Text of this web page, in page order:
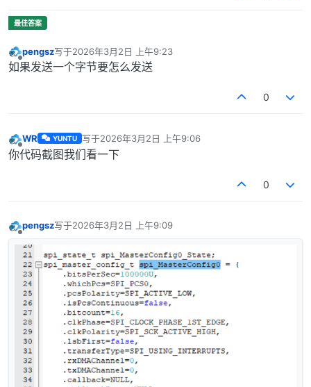
离线
pengsz写于2026年3月2日 上午9:23
最后由 编辑
如果发送一个字节要怎么发送
0
离线
WR YUNTU 写于2026年3月2日 上午9:06
最后由 编辑
你代码截图我们看一下
0
pengsz写于2026年3月2日 上午9:09
最后由 编辑